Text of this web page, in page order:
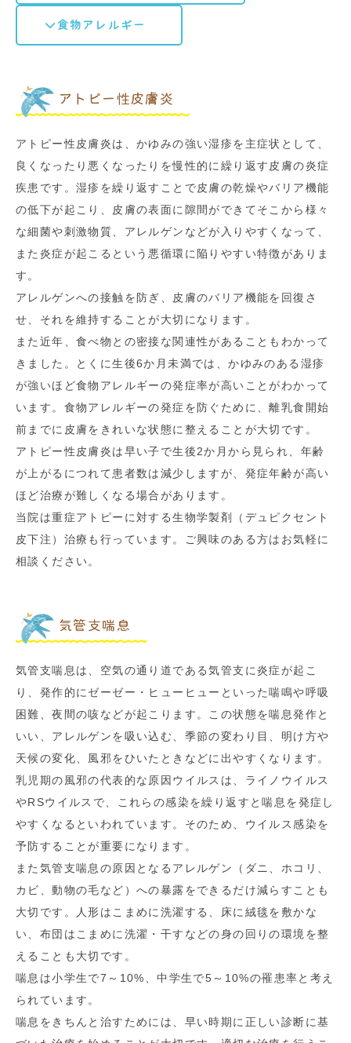
食物アレルギー
アトピー性皮膚炎
アトピー性皮膚炎は、かゆみの強い湿疹を主症状として、
良くなったり悪くなったりを慢性的に繰り返す皮膚の炎症
疾患です。湿疹を繰り返すことで皮膚の乾燥やバリア機能
の低下が起こり、皮膚の表面に隙間ができてそこから様々
な細菌や刺激物質、アレルゲンなどが入りやすくなって、
また炎症が起こるという悪循環に陥りやすい特徴がありま
す。
アレルゲンへの接触を防ぎ、皮膚のバリア機能を回復さ
せ、それを維持することが大切になります。
また近年、食べ物との密接な関連性があることもわかって
きました。とくに生後6か月未満では、かゆみのある湿疹
が強いほど食物アレルギーの発症率が高いことがわかって
います。食物アレルギーの発症を防ぐために、離乳食開始
前までに皮膚をきれいな状態に整えることが大切です。
アトピー性皮膚炎は早い子で生後2か月から見られ、年齢
が上がるにつれて患者数は減少しますが、発症年齢が高い
ほど治療が難しくなる場合があります。
当院は重症アトピーに対する生物学製剤（デュピクセント
皮下注）治療も行っています。ご興味のある方はお気軽に
相談ください。
気管支喘息
気管支喘息は、空気の通り道である気管支に炎症が起こ
り、発作的にゼーゼー・ヒューヒューといった喘鳴や呼吸
困難、夜間の咳などが起こります。この状態を喘息発作と
いい、アレルゲンを吸い込む、季節の変わり目、明け方や
天候の変化、風邪をひいたときなどに出やすくなります。
乳児期の風邪の代表的な原因ウイルスは、ライノウイルス
やRSウイルスで、これらの感染を繰り返すと喘息を発症し
やすくなるといわれています。そのため、ウイルス感染を
予防することが重要になります。
また気管支喘息の原因となるアレルゲン（ダニ、ホコリ、
カビ、動物の毛など）への暴露をできるだけ減らすことも
大切です。人形はこまめに洗濯する、床に絨毯を敷かな
い、布団はこまめに洗濯・干すなどの身の回りの環境を整
えることも大切です。
喘息は小学生で7～10%、中学生で5～10%の罹患率と考え
られています。
喘息をきちんと治すためには、早い時期に正しい診断に基